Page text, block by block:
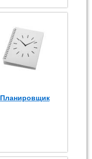
Планировщик